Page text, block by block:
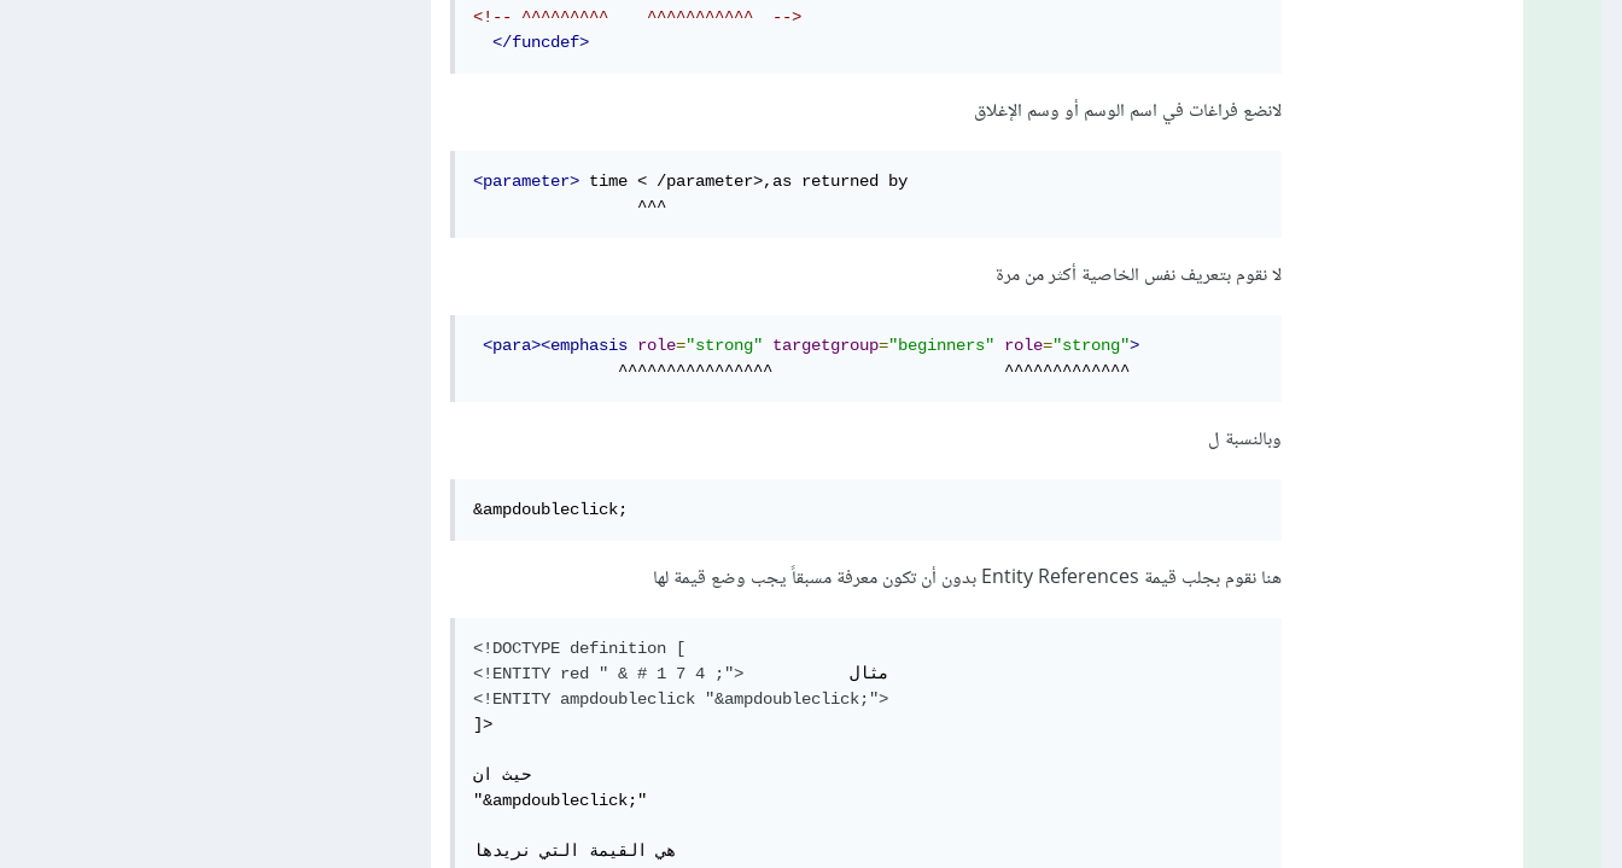
<!-- ^^^^^^^^^    ^^^^^^^^^^^  -->
</funcdef>
لانضع فراغات في اسم الوسم أو وسم الإغلاق
<parameter> time < /parameter>,as returned by
                 ^^^
لا نقوم بتعريف نفس الخاصية أكثر من مرة
<para><emphasis role="strong" targetgroup="beginners" role="strong">
               ^^^^^^^^^^^^^^^^                        ^^^^^^^^^^^^^
وبالنسبة ل
&ampdoubleclick;
هنا نقوم بجلب قيمة Entity References بدون أن تكون معرفة مسبقاً يجب وضع قيمة لها
<!DOCTYPE definition [
<!ENTITY red " & # 1 7 4 ;">
<!ENTITY ampdoubleclick "&ampdoubleclick;">
]>
حيث ان
"&ampdoubleclick;"
هي القيمة التي نريدها